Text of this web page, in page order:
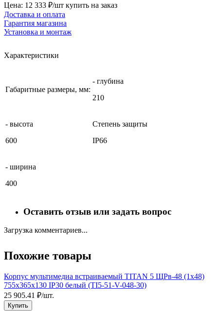
Цена: 12 333 ₽/шт купить на заказ
Доставка и оплата
Гарантия магазина
Установка и монтаж
Характеристики
Габаритные размеры, мм:
- глубина
210
- высота
600
Степень защиты
IP66
- ширина
400
Оставить отзыв или задать вопрос
Загрузка комментариев...
Похожие товары
Корпус мультимедиа встраиваемый TITAN 5 ЩРв-48 (1х48)
755х365х130 IP30 белый (TI5-51-V-048-30)
25 905.41 ₽/шт.
Купить